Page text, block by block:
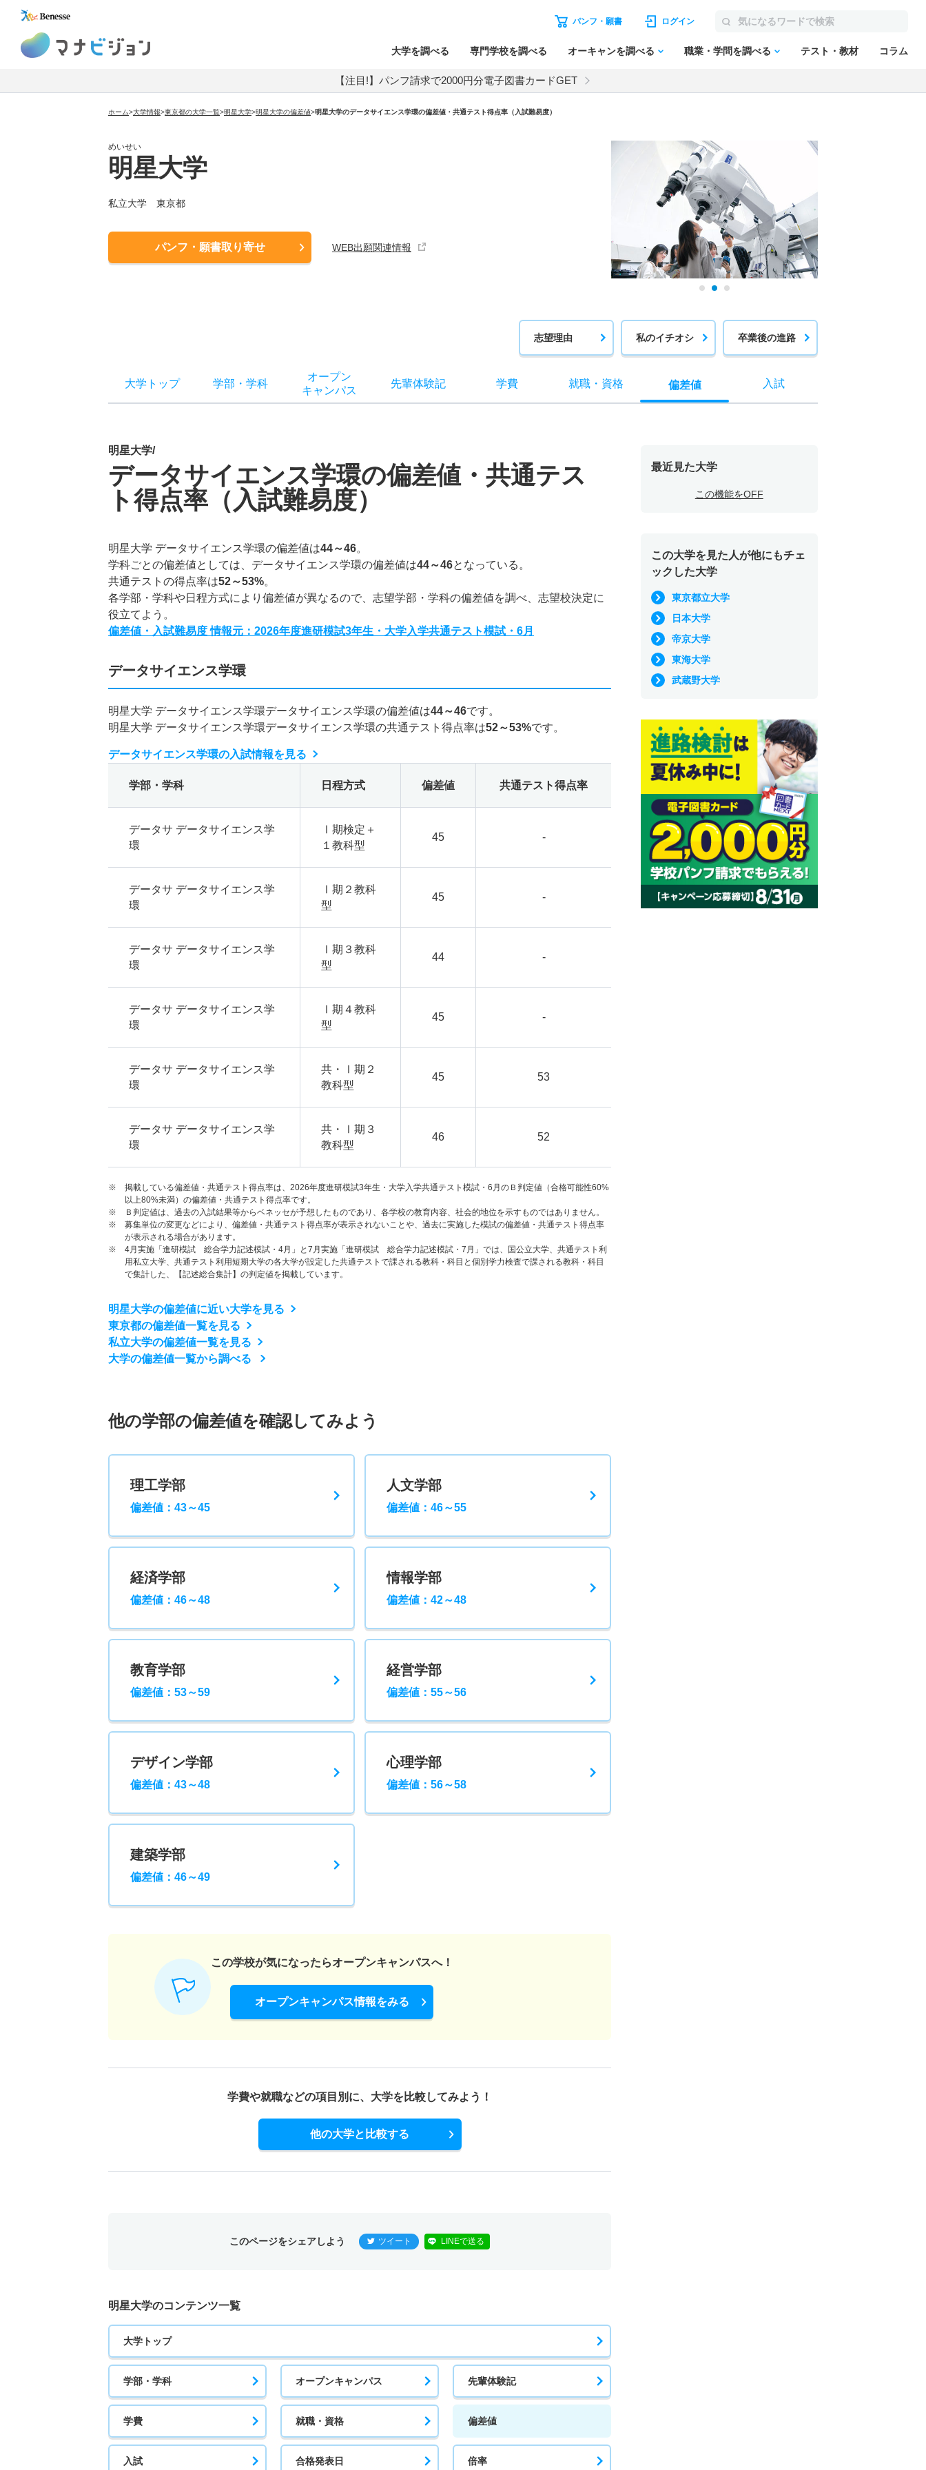
パンフ・願書 ログイン
大学を調べる 専門学校を調べる オーキャンを調べる 職業・学問を調べる テスト・教材 コラム
【注目!】パンフ請求で2000円分電子図書カードGET
ホーム>大学情報>東京都の大学一覧>明星大学>明星大学の偏差値>明星大学のデータサイエンス学環の偏差値・共通テスト得点率（入試難易度）
めいせい
明星大学
私立大学 東京都
パンフ・願書取り寄せ WEB出願関連情報
志望理由 私のイチオシ 卒業後の進路
大学トップ 学部 ・ 学科
オープン
キャンパス
先輩体験記 学費 就職・ 資格 偏差値 入試
明星大学/
データサイエンス学環の偏差値・共通テス
ト得点率（入試難易度）
明星大学 データサイエンス学環の偏差値は44～46。
学科ごとの偏差値としては、データサイエンス学環の偏差値は44～46となっている。
共通テストの得点率は52～53%。
各学部・学科や日程方式により偏差値が異なるので、志望学部・学科の偏差値を調べ、志望校決定に
役立てよう。
偏差値・入試難易度 情報元：2026年度進研模試3年生・大学入学共通テスト模試・6月
データサイエンス学環
明星大学 データサイエンス学環データサイエンス学環の偏差値は44～46です。
明星大学 データサイエンス学環データサイエンス学環の共通テスト得点率は52～53%です。
データサイエンス学環の入試情報を見る
学部・学科 日程方式 偏差値 共通テスト得点率
データサ データサイエンス学
環
Ⅰ期検定＋
１教科型
45 -
データサ データサイエンス学
環
Ⅰ期２教科
型
45 -
データサ データサイエンス学
環
Ⅰ期３教科
型
44 -
データサ データサイエンス学
環
Ⅰ期４教科
型
45 -
データサ データサイエンス学
環
共・Ⅰ期２
教科型
45 53
データサ データサイエンス学
環
共・Ⅰ期３
教科型
46 52
※ 掲載している偏差値・共通テスト得点率は、2026年度進研模試3年生・大学入学共通テスト模試・6月のＢ判定値（合格可能性60%
以上80%未満）の偏差値・共通テスト得点率です。
※ Ｂ判定値は、過去の入試結果等からベネッセが予想したものであり、各学校の教育内容、社会的地位を示すものではありません。
※ 募集単位の変更などにより、偏差値・共通テスト得点率が表示されないことや、過去に実施した模試の偏差値・共通テスト得点率
が表示される場合があります。
※ 4月実施「進研模試 総合学力記述模試・4月」と7月実施「進研模試 総合学力記述模試・7月」では、国公立大学、共通テスト利
用私立大学、共通テスト利用短期大学の各大学が設定した共通テストで課される教科・科目と個別学力検査で課される教科・科目
で集計した、【記述総合集計】の判定値を掲載しています。
明星大学の偏差値に近い大学を見る
東京都の偏差値一覧を見る
私立大学の偏差値一覧を見る
大学の偏差値一覧から調べる
他の学部の偏差値を確認してみよう
理工学部
偏差値：43～45
人文学部
偏差値：46～55
経済学部
偏差値：46～48
情報学部
偏差値：42～48
教育学部
偏差値：53～59
経営学部
偏差値：55～56
デザイン学部
偏差値：43～48
心理学部
偏差値：56～58
建築学部
偏差値：46～49
この学校が気になったらオープンキャンパスへ！
オープンキャンパス情報をみる
学費や就職などの項目別に、 大学を比較してみよう！
他の大学と比較する
このページをシェアしよう ツイート LINEで送る
明星大学のコンテンツ一覧
大学トップ
学部・学科 オープンキャンパス 先輩体験記
学費 就職・資格 偏差値
入試 合格発表日 倍率
最近見た大学
この機能をOFF
この大学を見た人が他にもチェ
ックした大学
東京都立大学
日本大学
帝京大学
東海大学
武蔵野大学